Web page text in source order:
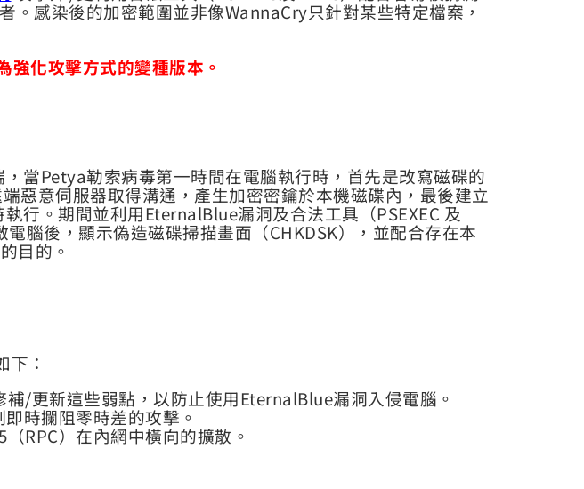
。感染後的加密範圍並非像WannaCry只針對某些特定檔案，
化攻擊方式的變種版本。
當Petya勒索病毒第一時間在電腦執行時，首先是改寫磁碟的
惡意伺服器取得溝通，產生加密密鑰於本機磁碟內，最後建立
行。期間並利用EternalBlue漏洞及合法工具（PSEXEC 及
腦後，顯示偽造磁碟掃描畫面（CHKDSK），並配合存在本
目的。
：
/更新這些弱點，以防止使用EternalBlue漏洞入侵電腦。
時攔阻零時差的攻擊。
RPC）在內網中橫向的擴散。